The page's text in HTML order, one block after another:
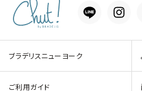
ブラデリスニューヨーク
ご利用ガイド